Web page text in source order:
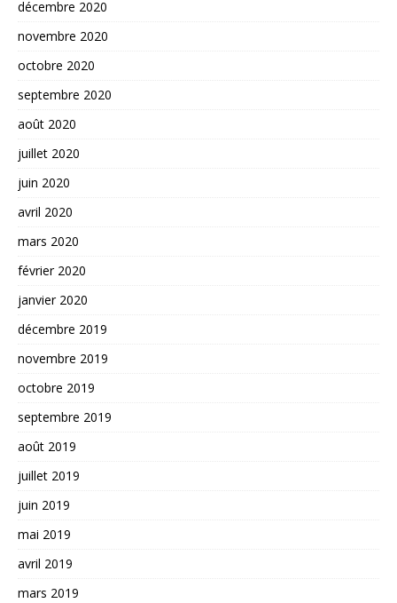
décembre 2020
novembre 2020
octobre 2020
septembre 2020
août 2020
juillet 2020
juin 2020
avril 2020
mars 2020
février 2020
janvier 2020
décembre 2019
novembre 2019
octobre 2019
septembre 2019
août 2019
juillet 2019
juin 2019
mai 2019
avril 2019
mars 2019